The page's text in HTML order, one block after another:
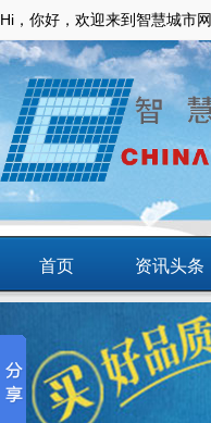
Hi，你好，欢迎来到智慧城市网
首页 资讯头条
智慧应用